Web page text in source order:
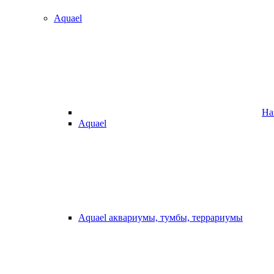
Aquael
Aquael
Aquael аквариумы, тумбы, террариумы